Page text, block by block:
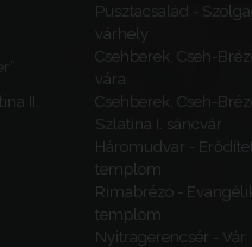
Pusztacsalád -
várhely
Csehberek, Cseh-
vára
II.
Csehberek, Cseh-
Szlatina I. sáncvár
Háromudvar -
templom
Rimabrézó -
templom
Nyitragerencsér - Vár